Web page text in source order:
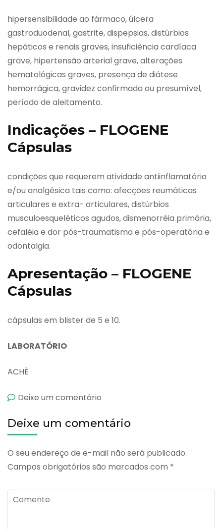
hipersensibilidade ao fármaco, úlcera
gastroduodenal, gastrite, dispepsias, distúrbios
hepáticos e renais graves, insuficiência cardíaca
grave, hipertensão arterial grave, alterações
hematológicas graves, presença de diátese
hemorrágica, gravidez confirmada ou presumível,
período de aleitamento.
Indicações – FLOGENE
Cápsulas
condições que requerem atividade antiinflamatória
e/ou analgésica tais como: afecções reumáticas
articulares e extra- articulares, distúrbios
musculoesqueléticos agudos, dismenorréia primária,
cefaléia e dor pós-traumatismo e pós-operatória e
odontalgia.
Apresentação – FLOGENE
Cápsulas
cápsulas em blister de 5 e 10.
LABORATÓRIO
ACHÈ
Deixe um comentário
Deixe um comentário
O seu endereço de e-mail não será publicado.
Campos obrigatórios são marcados com *
Comente